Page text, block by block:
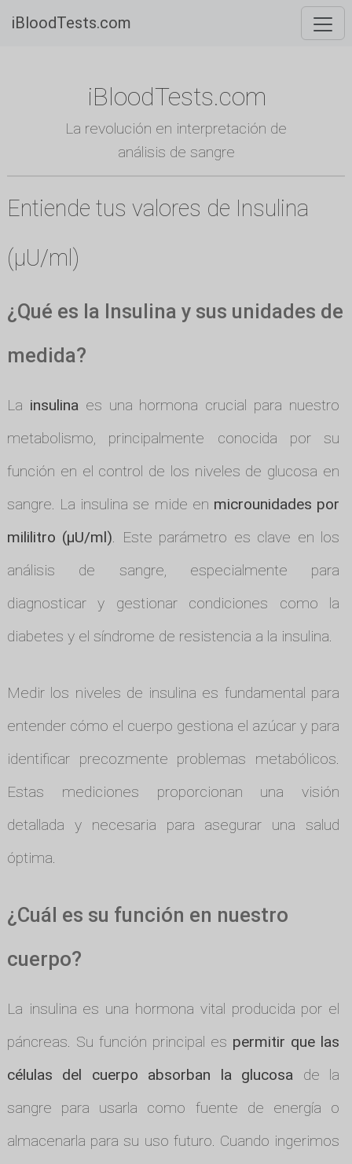
iBloodTests.com
iBloodTests.com
La revolución en interpretación de
análisis de sangre
Entiende tus valores de Insulina
(µU/ml)
¿Qué es la Insulina y sus unidades de
medida?
La insulinaes una hormona crucial para nuestro
metabolismo, principalmente conocida por su
función en el control de los niveles de glucosa en
sangre. La insulina se mide en microunidades por
mililitro (µU/ml). Este parámetro es clave en los
análisis de sangre, especialmente para
diagnosticar y gestionar condiciones como la
diabetes y el síndrome de resistencia a la insulina.
Medir los niveles de insulina es fundamental para
entender cómo el cuerpo gestiona el azúcar y para
identificar precozmente problemas metabólicos.
Estas mediciones proporcionan una visión
detallada y necesaria para asegurar una salud
óptima.
¿Cuál es su función en nuestro
cuerpo?
La insulina es una hormona vital producida por el
páncreas. Su función principal es permitir que las
células del cuerpo absorban la glucosa de la
sangre para usarla como fuente de energía o
almacenarla para su uso futuro. Cuando ingerimos